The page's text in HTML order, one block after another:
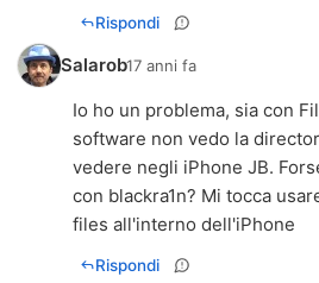
Rispondi
Salarob17 anni fa
Io ho un problema, sia con
software non vedo la
vedere negli iPhone JB.
con blackra1n? Mi tocca
files all'interno dell'iPhone
Rispondi